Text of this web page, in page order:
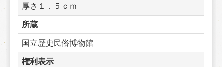
厚さ１．５ｃｍ
所蔵
国立歴史民俗博物館
権利表示